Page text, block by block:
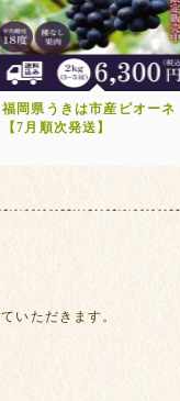
福岡県うきは市産ピオーネ
【7月順次発送】
いただきます。